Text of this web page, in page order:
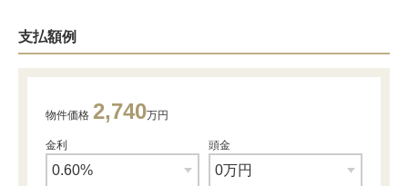
支払額例
物件価格 2,740万円
金利 頭金